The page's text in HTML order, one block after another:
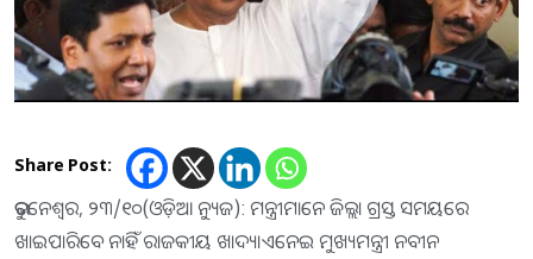
Share Post:
ଭୁବନେଶ୍ୱର, ୨୩/୧୦(ଓଡ଼ିଆ ନ୍ୟୁଜ): ମନ୍ତ୍ରୀମାନେ ଜିଲ୍ଲା ଗ୍ରସ୍ତ ସମୟରେ
ଖାଇପାରିବେ ନାହିଁ ରାଜକୀୟ ଖାଦ୍ୟ।ଏନେଇ ମୁଖ୍ୟମନ୍ତ୍ରୀ ନବୀନ